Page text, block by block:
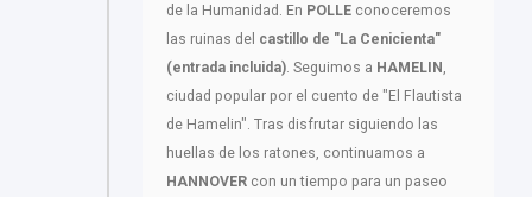
de la Humanidad. En POLLE conoceremos
las ruinas del castillo de "La Cenicienta"
(entrada incluida) . Seguimos a HAMELIN
ciudad popular por el cuento de "El Flautista
de Hamelin". Tras disfrutar siguiendo las
huellas de los ratones, continuamos a
HANNOVER con un tiempo para un paseo